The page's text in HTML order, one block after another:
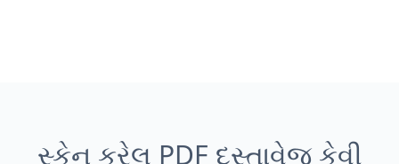
સ્કેન કરેલ PDF દસ્તાવેજ કેવી